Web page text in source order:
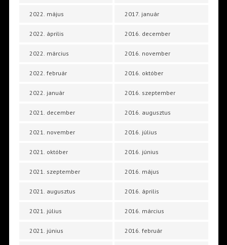
2022. május
2022. április
2022. március
2022. február
2022. január
2021. december
2021. november
2021. október
2021. szeptember
2021. augusztus
2021. július
2021. június
2017. január
2016. december
2016. november
2016. október
2016. szeptember
2016. augusztus
2016. július
2016. június
2016. május
2016. április
2016. március
2016. február